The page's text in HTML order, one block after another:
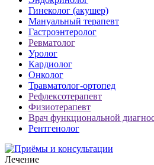
Гинеколог (акушер)
Мануальный терапевт
Гастроэнтеролог
Ревматолог
Уролог
Кардиолог
Онколог
Травматолог-ортопед
Рефлексотерапевт
Физиотерапевт
Врач функциональной
Рентгенолог
Лечение